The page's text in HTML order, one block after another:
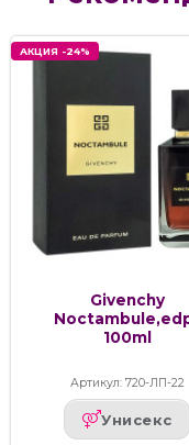
АКЦИЯ -24%
Givenchy
100ml
Артикул: 720-ЛП-22
Унисекс